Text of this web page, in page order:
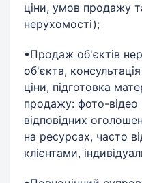
ціни, умов продажу
нерухомості);
•Продаж об'єктів
об'єкта,
ціни, підготовка
продажу: фото-відео
відповідних
на ресурсах, часто
клієнтами,